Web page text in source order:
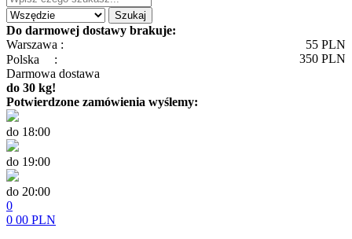
Szukaj
Do darmowej dostawy brakuje:
Warszawa :
55 PLN
Polska
: 350 PLN
Darmowa dostawa
do 30 kg!
Potwierdzone zamówienia wyślemy:
do 18:00
do 19:00
do 20:00
0
0 00 PLN